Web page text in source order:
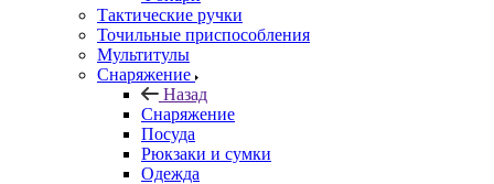
Тактические ручки
Точильные приспособления
Мультитулы
Снаряжение
Назад
Снаряжение
Посуда
Рюкзаки и сумки
Одежда